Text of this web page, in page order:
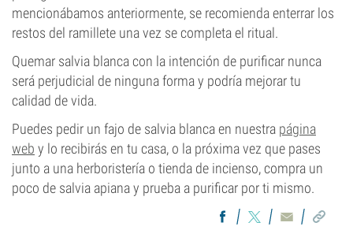
mencionábamos anteriormente, se recomienda enterrar los
restos del ramillete una vez se completa el ritual.
Quemar salvia blanca con la intención de purificar nunca
será perjudicial de ninguna forma y podría mejorar tu
calidad de vida.
Puedes pedir un fajo de salvia blanca en nuestra página
web y lo recibirás en tu casa, o la próxima vez que pases
junto a una herboristería o tienda de incienso, compra un
poco de salvia apiana y prueba a purificar por ti mismo.